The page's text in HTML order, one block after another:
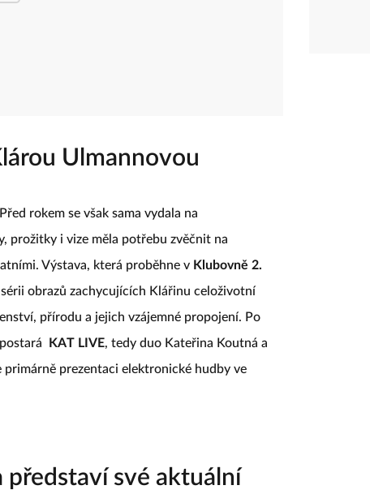
Ulmannovou
rokem se však sama vydala na
prožitky i vize měla potřebu zvěčnit na
Výstava, která proběhne v Klubovně 2.
obrazů zachycujících Klářinu celoživotní
přírodu a jejich vzájemné propojení. Po
KAT LIVE, tedy duo Kateřina Koutná a
primárně prezentaci elektronické hudby ve
představí své aktuální